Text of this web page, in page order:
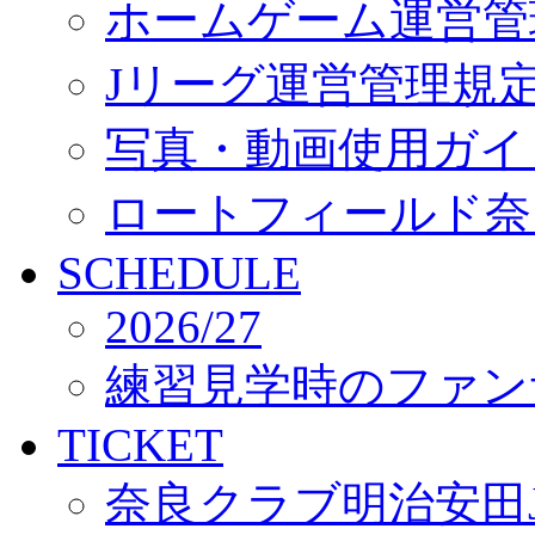
ホームゲーム運営
Jリーグ運営管理規
写真・動画使用ガ
ロートフィールド
SCHEDULE
2026/27
練習見学時のファ
TICKET
奈良クラブ明治安